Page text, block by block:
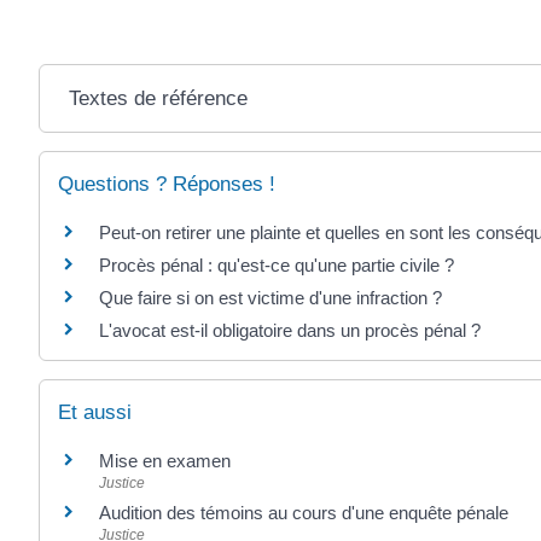
Textes de référence
Questions ? Réponses !
Peut-on retirer une plainte et quelles en sont les
Procès pénal : qu'est-ce qu'une partie civile ?
Que faire si on est victime d'une infraction ?
L'avocat est-il obligatoire dans un procès pénal ?
Et aussi
Mise en examen
Justice
Audition des témoins au cours d'une enquête pénale
Justice